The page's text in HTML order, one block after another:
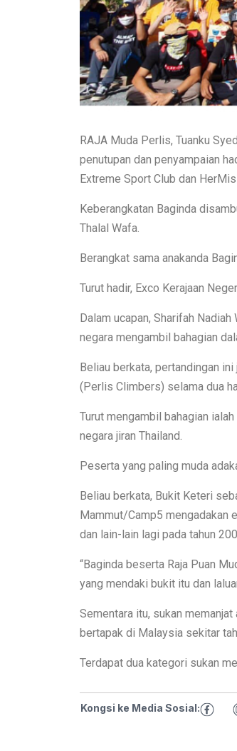
RAJA Muda Perlis, Tuanku
penutupan dan penyampaian
Extreme Sport Club dan
Keberangkatan Baginda
Thalal Wafa.
Berangkat sama anakanda
Turut hadir, Exco Kerajaan
Dalam ucapan, Sharifah
negara mengambil bahagian
Beliau berkata, pertandingan
(Perlis Climbers) selama dua
Turut mengambil bahagian
negara jiran Thailand.
Peserta yang paling muda
Beliau berkata, Bukit Keteri
Mammut/Camp5 mengadakan
dan lain-lain lagi pada tahun
“Baginda beserta Raja Puan
yang mendaki bukit itu dan
Sementara itu, sukan
bertapak di Malaysia sekitar
Terdapat dua kategori sukan
Kongsi ke Media Sosial: